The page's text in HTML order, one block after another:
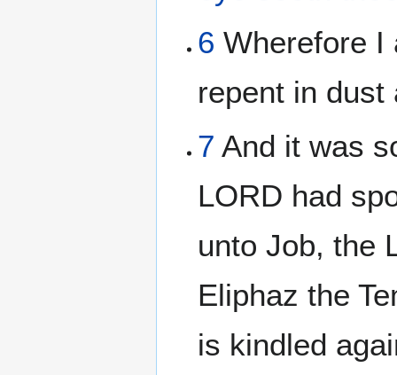
6 Wherefore I
repent in dust
7 And it was
LORD had
unto Job, the
Eliphaz the
is kindled